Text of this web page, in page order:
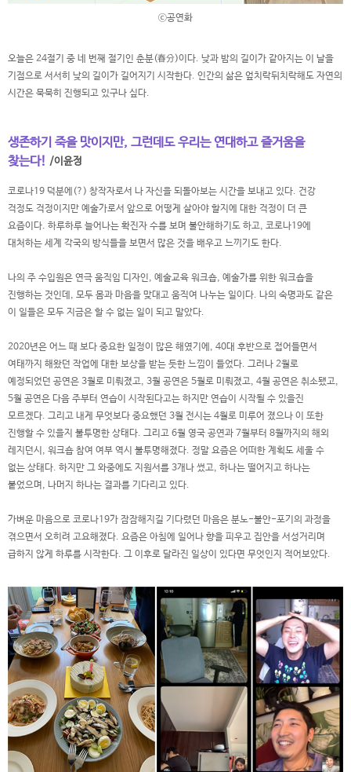
ⓒ공연화
오늘은 24절기 중 네 번째 절기인 춘분(春分)이다. 낮과 밤의 길이가 같아지는 이 날을
기점으로 서서히 낮의 길이가 길어지기 시작한다. 인간의 삶은 엎치락뒤치락해도 자연의
시간은 묵묵히 진행되고 있구나 싶다.
생존하기 죽을 맛이지만, 그런데도 우리는 연대하고 즐거움을
찾는다! /이윤정
코로나19 덕분에(?) 창작자로서 나 자신을 되돌아보는 시간을 보내고 있다. 건강
걱정도 걱정이지만 예술가로서 앞으로 어떻게 살아야 할지에 대한 걱정이 더 큰
요즘이다. 하루하루 늘어나는 확진자 수를 보며 불안해하기도 하고, 코로나19에
대처하는 세계 각국의 방식들을 보면서 많은 것을 배우고 느끼기도 한다.
나의 주 수입원은 연극 움직임 디자인, 예술교육 워크숍, 예술가를 위한 워크숍을
진행하는 것인데, 모두 몸과 마음을 맞대고 움직여 나누는 일이다. 나의 숙명과도 같은
이 일들은 모두 지금은 할 수 없는 일이 되고 말았다.
2020년은 어느 때 보다 중요한 일정이 많은 해였기에, 40대 후반으로 접어들면서
여태까지 해왔던 작업에 대한 보상을 받는 듯한 느낌이 들었다. 그러나 2월로
예정되었던 공연은 3월로 미뤄졌고, 3월 공연은 5월로 미뤄졌고, 4월 공연은 취소됐고,
5월 공연은 다음 주부터 연습이 시작된다고는 하지만 연습이 시작될 수 있을진
모르겠다. 그리고 내게 무엇보다 중요했던 3월 전시는 4월로 미루어 졌으나 이 또한
진행할 수 있을지 불투명한 상태다. 그리고 6월 영국 공연과 7월부터 8월까지의 해외
레지던시, 워크숍 참여 여부 역시 불투명해졌다. 정말 요즘은 어떠한 계획도 세울 수
없는 상태다. 하지만 그 와중에도 지원서를 3개나 썼고, 하나는 떨어지고 하나는
붙었으며, 나머지 하나는 결과를 기다리고 있다.
가벼운 마음으로 코로나19가 잠잠해지길 기다렸던 마음은 분노-불안-포기의 과정을
겪으면서 오히려 고요해졌다. 요즘은 아침에 일어나 향을 피우고 집안을 서성거리며
급하지 않게 하루를 시작한다. 그 이후로 달라진 일상이 있다면 무엇인지 적어보았다.